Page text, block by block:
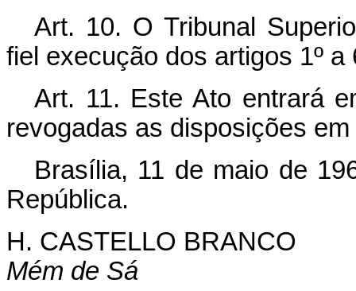
Art. 10. O Tribunal
fiel execução dos artigos 1º a
Art. 11. Este Ato entrará
revogadas as disposições
Brasília, 11 de maio de
República.
H. CASTELLO BRANCO
Mém de Sá